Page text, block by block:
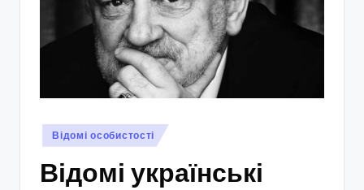
Опубліковано
у
Відомі особистості
Відомі українські